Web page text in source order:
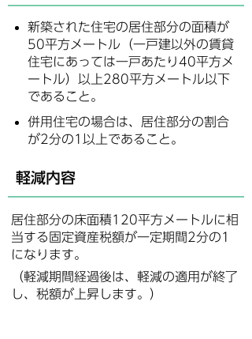
新築された住宅の居住部分の面積が
50平方メートル（一戸建以外の賃貸
住宅にあっては一戸あたり40平方メ
ートル）以上280平方メートル以下
であること。
併用住宅の場合は、居住部分の割合
が2分の1以上であること。
軽減内容
居住部分の床面積120平方メートルに相
当する固定資産税額が一定期間2分の1
になります。
（軽減期間経過後は、軽減の適用が終了
し、税額が上昇します。）